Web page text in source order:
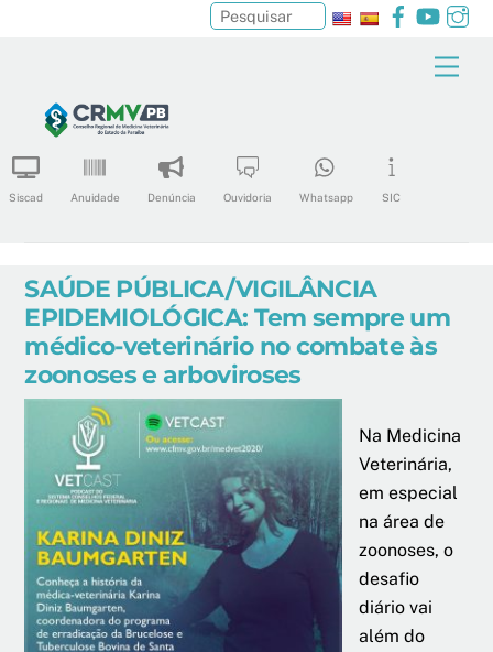
content
Facebook
Siscad Anuidade Denúncia Ouvidoria Whatsapp SIC
Pesquisar
SAÚDE PÚBLICA/VIGILÂNCIA
EPIDEMIOLÓGICA: Tem sempre um
médico-veterinário no combate às
zoonoses e arboviroses
Na Medicina
Veterinária,
em especial
na área de
zoonoses, o
desafio
diário vai
além do